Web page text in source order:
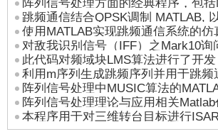
性能验证
阵列信号处理方面的经典程序，包
MUSIC算法面阵中二维
跳频通信结合QPSK调制 MATLAB,
使用MATLAB实现跳频通信系统的
模块，包括信号传输
对敌我识别信号（IFF）之Mark10
问信号进行了功率
此代码对频域块LMS算法进行了开
加入了窄带干扰，用
利用m序列生成跳频序列并用于跳
阵列信号处理中MUSIC算法的
阵列信号处理理论与应用相关
估计、doa估计、m
本程序用于对三维转台目标进行
理）